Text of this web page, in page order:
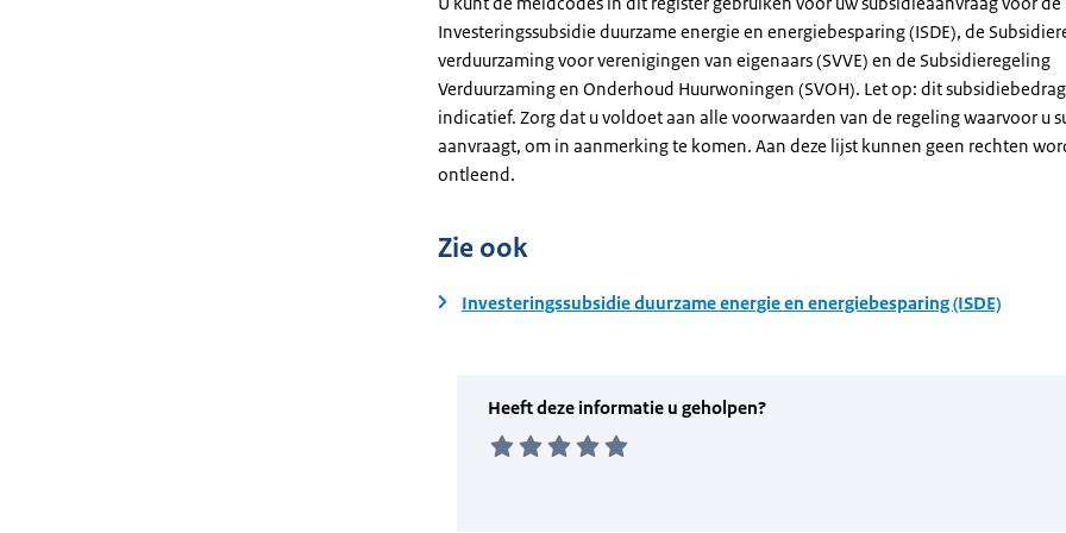
Investeringssubsidie duurzame energie en energiebesparing (ISDE), de
verduurzaming voor verenigingen van eigenaars (SVVE) en de Subsidieregeling
Verduurzaming en Onderhoud Huurwoningen (SVOH). Let op: dit
indicatief. Zorg dat u voldoet aan alle voorwaarden van de regeling waarvoor u
aanvraagt, om in aanmerking te komen. Aan deze lijst kunnen geen rechten
ontleend.
Zie ook
Investeringssubsidie duurzame energie en energiebesparing (ISDE)